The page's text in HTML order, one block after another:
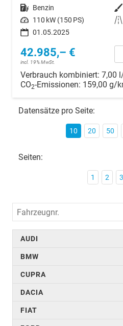
Kraftstoff Benzin Außenfarbe
Leistung 110 kW (150 PS) Kilometerstand
01.05.2025
42.985,– €
incl. 19% MwSt.
Verbrauch kombiniert: 7,00
CO2-Emissionen: 159,00 g/
Datensätze pro Seite:
10 20 50
Seiten:
1 2 3
Fahrzeugnr.
AUDI
BMW
CUPRA
DACIA
FIAT